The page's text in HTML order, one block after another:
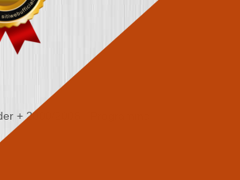
+ 2000/2006 - Programma